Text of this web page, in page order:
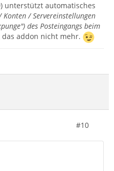
unterstützt automatisches
Konten / Servereinstellungen
des Posteingangs beim
addon nicht mehr.
#10